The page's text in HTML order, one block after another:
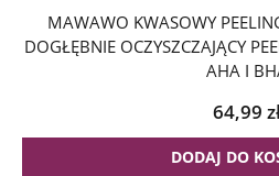
MAWAWO KWASOWY
DOGŁĘBNIE OCZYSZCZAJĄCY
AHA I
64,99
DODAJ DO